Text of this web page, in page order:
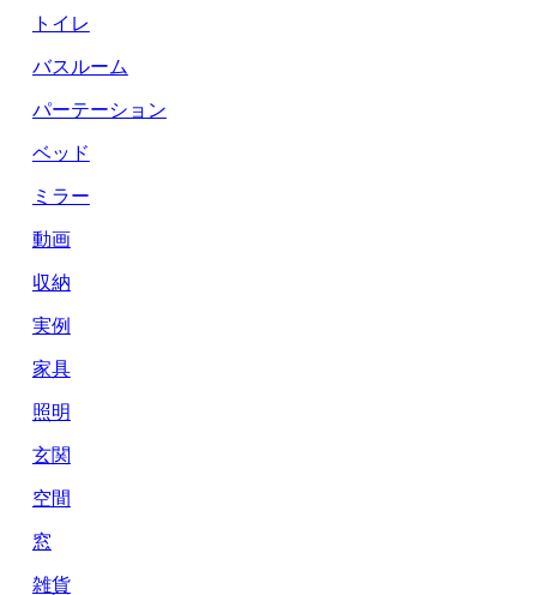
トイレ
バスルーム
パーテーション
ベッド
ミラー
動画
収納
実例
家具
照明
玄関
空間
窓
雑貨